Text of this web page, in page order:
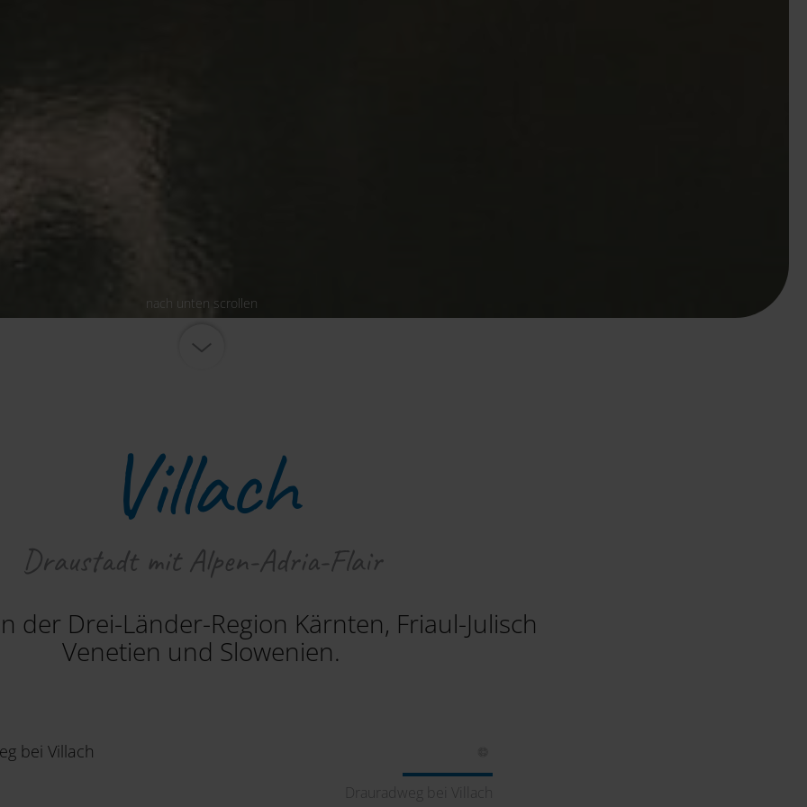
nach unten scrollen
Villach
Draustadt mit Alpen-Adria-Flair
der Drei-Länder-Region Kärnten, Friaul-Julisch
Venetien und Slowenien.
Drauradweg bei Villach